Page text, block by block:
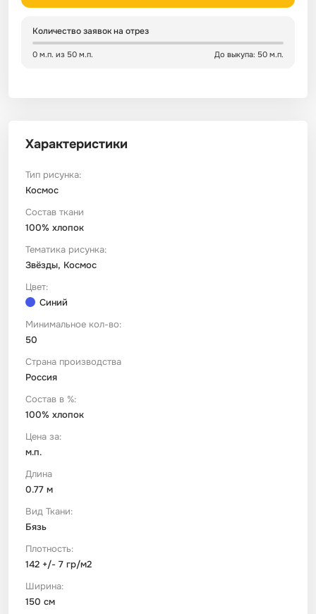
Количество заявок на отрез
0 м.п. из 50 м.п. До выкупа: 50 м.п.
Характеристики
Тип рисунка:
Космос
Состав ткани
100% хлопок
Тематика рисунка:
Звёзды, Космос
Цвет:
Синий
Минимальное кол-во:
50
Страна производства
Россия
Состав в %:
100% хлопок
Цена за:
м.п.
Длина
0.77 м
Вид Ткани:
Бязь
Плотность:
142 +/- 7 гр/м2
Ширина:
150 см
Сатин
Сатин Страйп
Сатин Твил
Сетка
Ситец
ТиСи Твил
Трикотаж
Тюль
Фланель
Шелк Армани
Штапель
Зеленый
Детский
Город / архитектура
Морская тема
Космос
Техника / транспорт